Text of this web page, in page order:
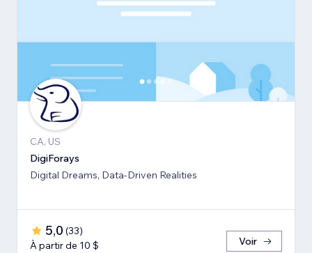
CA, US
DigiForays
Digital Dreams, Data-Driven Realities
5,0 (33)
À partir de 10 $
Voir